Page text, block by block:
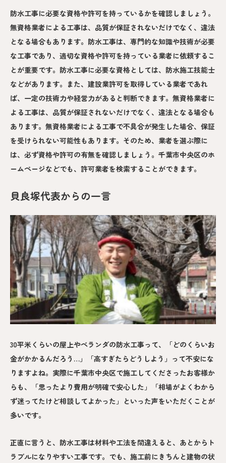
防水工事に必要な資格や許可を持っているかを確認しましょう。
無資格業者による工事は、品質が保証されないだけでなく、違法
となる場合もあります。防水工事は、専門的な知識や技術が必要
な工事であり、適切な資格や許可を持っている業者に依頼するこ
とが重要です。防水工事に必要な資格としては、防水施工技能士
などがあります。また、建設業許可を取得している業者であれ
ば、一定の技術力や経営力があると判断できます。無資格業者に
よる工事は、品質が保証されないだけでなく、違法となる場合も
あります。無資格業者による工事で不具合が発生した場合、保証
を受けられない可能性もあります。そのため、業者を選ぶ際に
は、必ず資格や許可の有無を確認しましょう。千葉市中央区のホ
ームページなどでも、許可業者を検索することができます。
貝良塚代表からの一言
30平米くらいの屋上やベランダの防水工事って、「どのくらいお
金がかかるんだろう…」「高すぎたらどうしよう」って不安にな
りますよね。実際に千葉市中央区で施工してくださったお客様か
らも、「思ったより費用が明確で安心した」「相場がよくわから
ず迷ってたけど相談してよかった」といった声をいただくことが
多いです。
正直に言うと、防水工事は材料や工法を間違えると、あとからト
ラブルになりやすい工事です。でも、施工前にきちんと建物の状